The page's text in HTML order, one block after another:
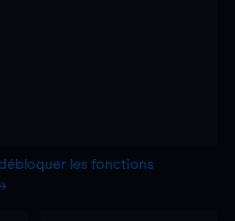
les fonctions